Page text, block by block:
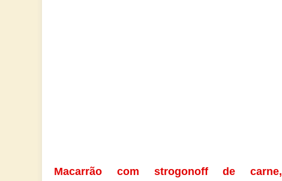
Macarrão com strogonoff de carne,